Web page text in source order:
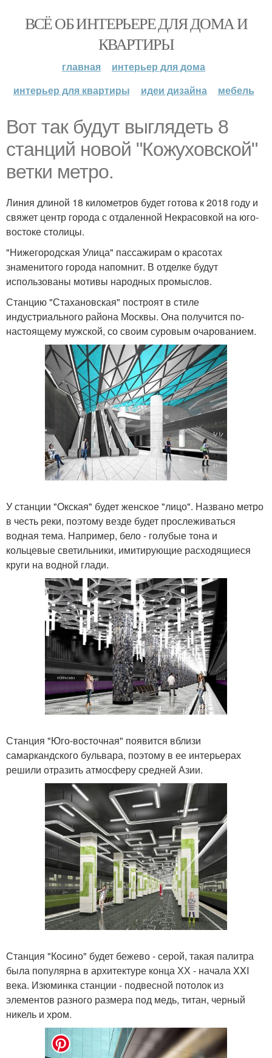
ВСЁ ОБ ИНТЕРЬЕРЕ ДЛЯ ДОМА И
КВАРТИРЫ
главная
интерьер для дома
интерьер для квартиры
идеи дизайна мебель
Вот так будут выглядеть 8
станций новой "Кожуховской"
ветки метро.
Линия длиной 18 километров будет готова к 2018 году и
свяжет центр города с отдаленной Некрасовкой на юго-
востоке столицы.
"Нижегородская Улица" пассажирам о красотах
знаменитого города напомнит. В отделке будут
использованы мотивы народных промыслов.
Станцию "Стахановская" построят в стиле
индустриального района Москвы. Она получится по-
настоящему мужской, со своим суровым очарованием.
У станции "Окская" будет женское "лицо". Названо метро
в честь реки, поэтому везде будет прослеживаться
водная тема. Например, бело - голубые тона и
кольцевые светильники, имитирующие расходящиеся
круги на водной глади.
Станция "Юго-восточная" появится вблизи
самаркандского бульвара, поэтому в ее интерьерах
решили отразить атмосферу средней Азии.
Станция "Косино" будет бежево - серой, такая палитра
была популярна в архитектуре конца ХХ - начала XXI
века. Изюминка станции - подвесной потолок из
элементов разного размера под медь, титан, черный
никель и хром.